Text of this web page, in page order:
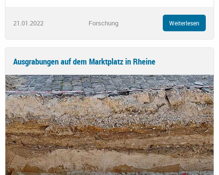
21.01.2022 Forschung Weiterlesen
Ausgrabungen auf dem Marktplatz in Rheine